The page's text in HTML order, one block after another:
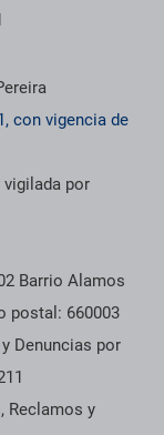
con vigencia de
por
Barrio Alamos
postal: 660003
Denuncias por
Reclamos y